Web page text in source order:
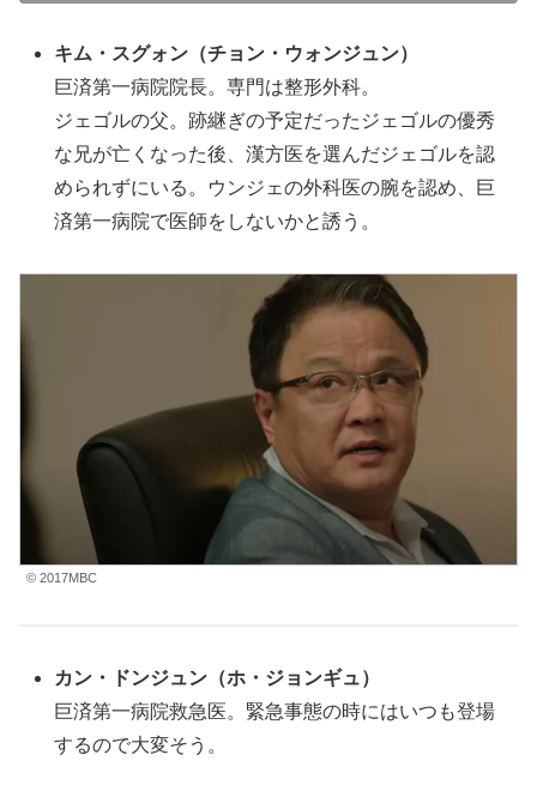
キム・スグォン （チョン・ウォンジュン）
巨済第一病院院長。専門は整形外科。
ジェゴルの父。跡継ぎの予定だったジェゴルの優秀
な兄が亡くなった後、漢方医を選んだジェゴルを認
められずにいる。ウンジェの外科医の腕を認め、巨
済第一病院で医師をしないかと誘う。
© 2017MBC
カン・ドンジュン （ホ・ジョンギュ）
巨済第一病院救急医。緊急事態の時にはいつも登場
するので大変そう。